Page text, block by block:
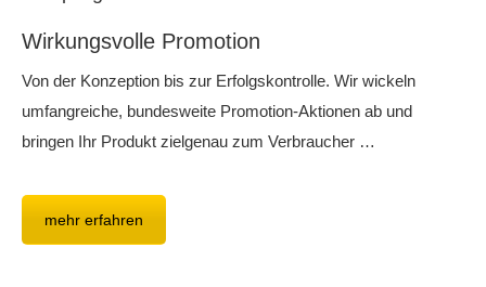
Wirkungsvolle Promotion
Von der Konzeption bis zur Erfolgskontrolle. Wir wickeln
umfangreiche, bundesweite Promotion-Aktionen ab und
bringen Ihr Produkt zielgenau zum Verbraucher …
mehr erfahren